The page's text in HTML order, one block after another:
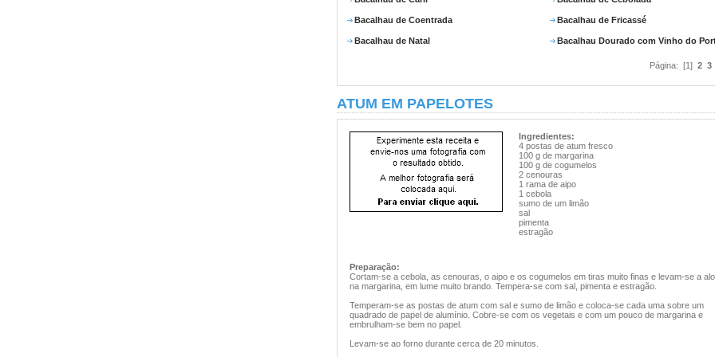
Bacalhau de Coentrada Bacalhau de Fricassé
Bacalhau de Natal Bacalhau Dourado com Vinho do
Página: [1] 2 3
ATUM EM PAPELOTES
Ingredientes:
4 postas de atum fresco
100 g de margarina
100 g de cogumelos
2 cenouras
1 rama de aipo
1 cebola
sumo de um limão
sal
pimenta
estragão
Preparação:
Cortam-se a cebola, as cenouras, o aipo e os cogumelos em tiras muito finas e levam-se a
na margarina, em lume muito brando. Tempera-se com sal, pimenta e estragão.
Temperam-se as postas de atum com sal e sumo de limão e coloca-se cada uma sobre um
quadrado de papel de alumínio. Cobre-se com os vegetais e com um pouco de margarina e
embrulham-se bem no papel.
Levam-se ao forno durante cerca de 20 minutos.